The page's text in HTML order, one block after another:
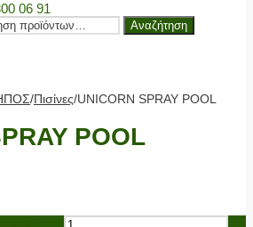
06 91
Αναζήτηση
/Πισίνες/UNICORN SPRAY POOL
POOL